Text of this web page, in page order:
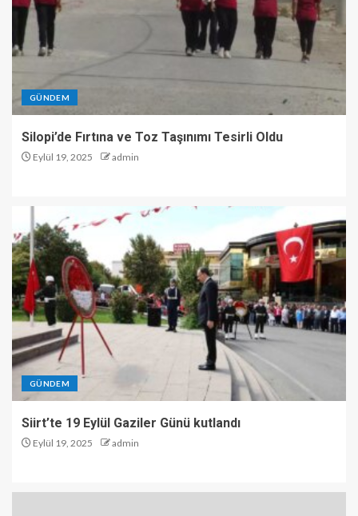
GÜNDEM
Silopi’de Fırtına ve Toz Taşınımı Tesirli Oldu
Eylül 19, 2025 admin
GÜNDEM
Siirt’te 19 Eylül Gaziler Günü kutlandı
Eylül 19, 2025 admin